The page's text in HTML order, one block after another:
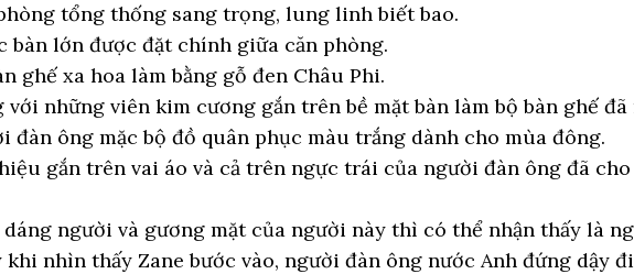
tổng thống sang trọng, lung linh biết bao.
bàn lớn được đặt chính giữa căn phòng.
ghế xa hoa làm bằng gỗ đen Châu Phi.
với những viên kim cương gắn trên bề mặt bàn làm bộ bàn ghế
đàn ông mặc bộ đồ quân phục màu trắng dành cho mùa đông.
gắn trên vai áo và cả trên ngực trái của người đàn ông đã
người và gương mặt của người này thì có thể nhận thấy là
khi nhìn thấy Zane bước vào, người đàn ông nước Anh đứng dậy